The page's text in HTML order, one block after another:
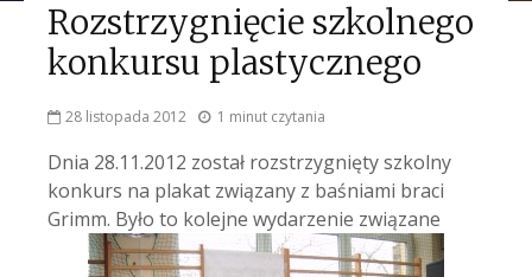
Rozstrzygnięcie szkolnego
konkursu plastycznego
28 listopada 2012 1 minut czytania
Dnia 28.11.2012 został rozstrzygnięty szkolny
konkurs na plakat związany z baśniami braci
Grimm. Było to kolejne wydarzenie związane